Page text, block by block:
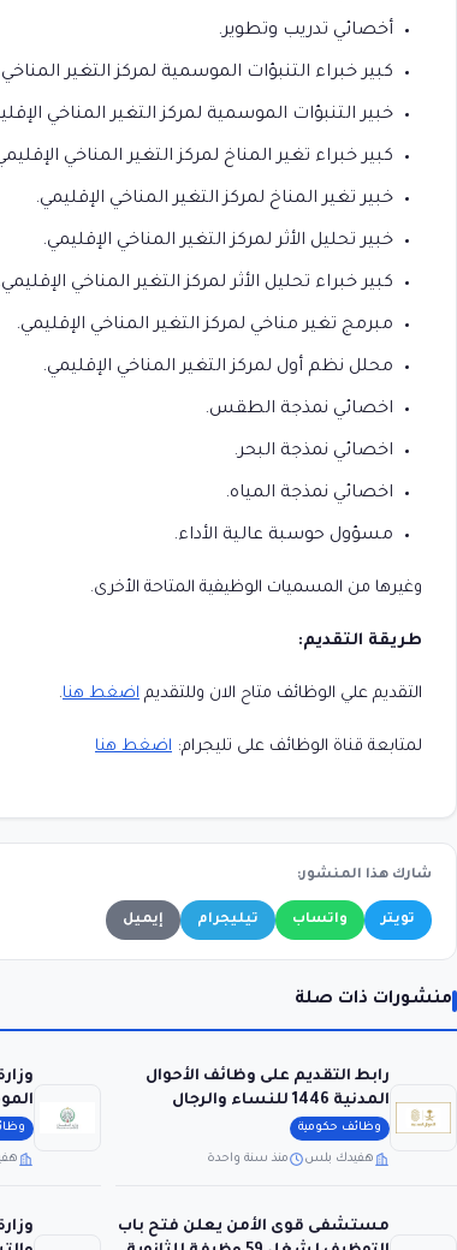
أخصائي تدريب وتطوير.
كبير خبراء التنبؤات الموسمية لمركز التغير المناخي
خبير التنبؤات الموسمية لمركز التغير المناخي
كبير خبراء تغير المناخ لمركز التغير المناخي
خبير تغير المناخ لمركز التغير المناخي الإقليمي.
خبير تحليل الأثر لمركز التغير المناخي الإقليمي.
كبير خبراء تحليل الأثر لمركز التغير المناخي الإقليمي.
مبرمج تغير مناخي لمركز التغير المناخي الإقليمي.
محلل نظم أول لمركز التغير المناخي الإقليمي.
اخصائي نمذجة الطقس.
اخصائي نمذجة البحر.
اخصائي نمذجة المياه.
مسؤول حوسبة عالية الأداء.
وغيرها من المسميات الوظيفية المتاحة الأخرى.
طريقة التقديم:
التقديم علي الوظائف متاح الان وللتقديم اضغط هنا.
لمتابعة قناة الوظائف على تليجرام: اضغط هنا
شارك هذا المنشور:
تويتر واتساب تيليجرام إيميل
منشورات ذات صلة
رابط التقديم على وظائف الأحوال
المدنية 1446 للنساء والرجال
والشروط المطلوبة
وظائف حكومية
هفيدك بلس منذ سنة واحدة
للعام
مستشفى قوى الأمن يعلن فتح باب